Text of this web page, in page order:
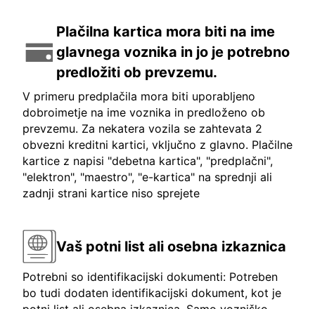
Plačilna kartica mora biti na ime
glavnega voznika in jo je potrebno
predložiti ob prevzemu.
V primeru predplačila mora biti uporabljeno
dobroimetje na ime voznika in predloženo ob
prevzemu. Za nekatera vozila se zahtevata 2
obvezni kreditni kartici, vključno z glavno. Plačilne
kartice z napisi "debetna kartica", "predplačni",
"elektron", "maestro", "e-kartica" na sprednji ali
zadnji strani kartice niso sprejete
Vaš potni list ali osebna izkaznica
Potrebni so identifikacijski dokumenti: Potreben
bo tudi dodaten identifikacijski dokument, kot je